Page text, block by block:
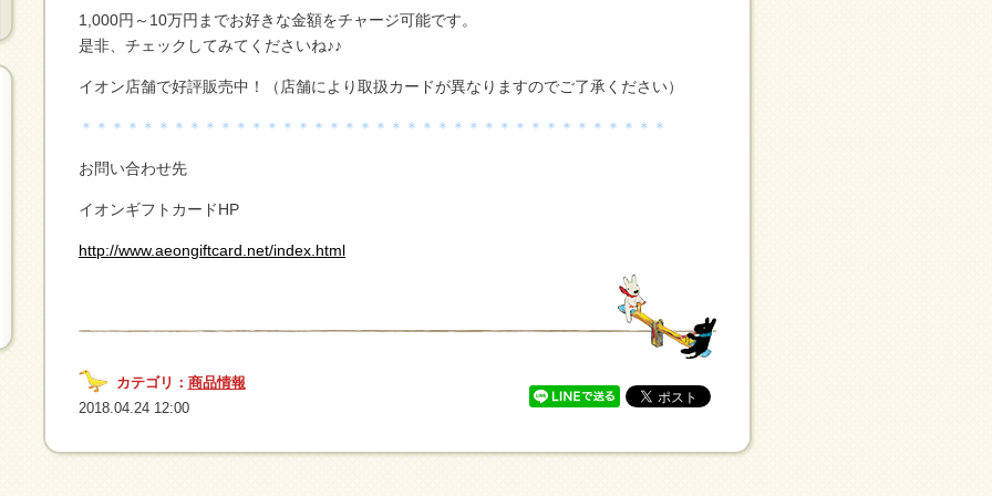
1,000円～10万円までお好きな金額をチャージ可能です。
是非、チェックしてみてくださいね♪♪
イオン店舗で好評販売中！（店舗により取扱カードが異なりますのでご了承ください）
＊＊＊＊＊＊＊＊＊＊＊＊＊＊＊＊＊＊＊＊＊＊＊＊＊＊＊＊＊＊＊＊＊＊＊＊＊＊
お問い合わせ先
イオンギフトカードHP
http://www.aeongiftcard.net/index.html
カテゴリ： 商品情報
2018.04.24 12:00